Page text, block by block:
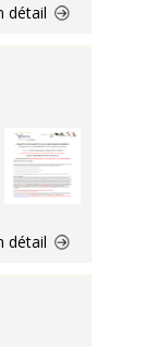
détail
détail